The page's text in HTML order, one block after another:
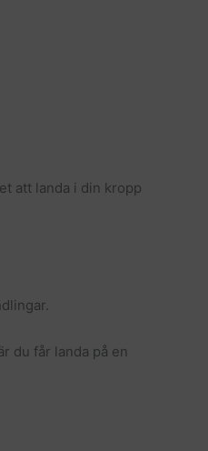
att landa i din kropp
du får landa på en